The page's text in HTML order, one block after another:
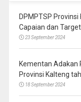
DPMPTSP
Capaian dan
23 September 2024
Kementan Adakan
Provinsi Kalteng
18 September 2024